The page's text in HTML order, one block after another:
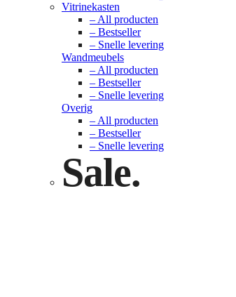
Vitrinekasten
– All producten
– Bestseller
– Snelle levering
Wandmeubels
– All producten
– Bestseller
– Snelle levering
Overig
– All producten
– Bestseller
– Snelle levering
Sale.